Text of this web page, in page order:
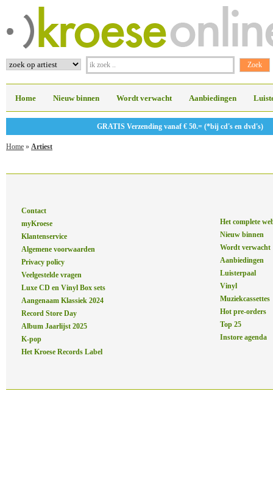
Home Nieuw binnen Wordt verwacht Aanbiedingen
GRATIS Verzending vanaf € 50.= (*bij cd's en dvd's)
Home » Artiest
Contact
myKroese
Klantenservice
Algemene voorwaarden
Privacy policy
Veelgestelde vragen
Luxe CD en Vinyl Box sets
Aangenaam Klassiek 2024
Record Store Day
Album Jaarlijst 2025
K-pop
Het Kroese Records Label
Het complete
Nieuw binnen
Wordt verwacht
Aanbiedingen
Luisterpaal
Vinyl
Muziekcassettes
Hot pre-orders
Top 25
Instore agenda